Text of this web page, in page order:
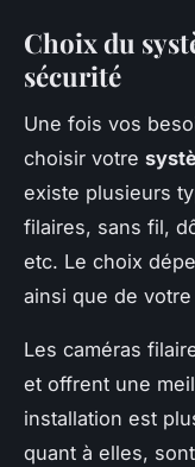
Choix du
sécurité
Une fois vos
choisir votre
existe plusieurs
filaires, sans fil,
etc. Le choix
ainsi que de
Les caméras
et offrent une
installation est
quant à elles,